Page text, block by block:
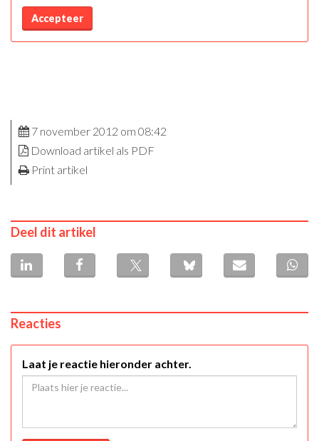
Accepteer
7 november 2012 om 08:42
Download artikel als PDF
Print artikel
Deel dit artikel
Reacties
Laat je reactie hieronder achter.